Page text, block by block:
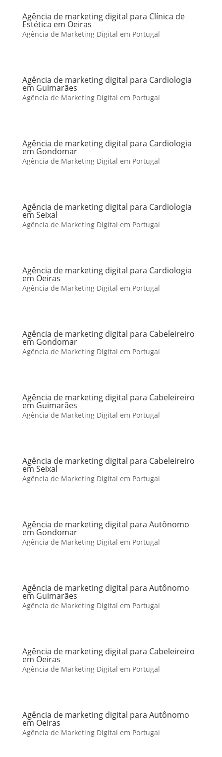
Agência de marketing digital para Clínica de
Estética em Oeiras
Agência de Marketing Digital em Portugal
Agência de marketing digital para Cardiologia
em Guimarães
Agência de Marketing Digital em Portugal
Agência de marketing digital para Cardiologia
em Gondomar
Agência de Marketing Digital em Portugal
Agência de marketing digital para Cardiologia
em Seixal
Agência de Marketing Digital em Portugal
Agência de marketing digital para Cardiologia
em Oeiras
Agência de Marketing Digital em Portugal
Agência de marketing digital para Cabeleireiro
em Gondomar
Agência de Marketing Digital em Portugal
Agência de marketing digital para Cabeleireiro
em Guimarães
Agência de Marketing Digital em Portugal
Agência de marketing digital para Cabeleireiro
em Seixal
Agência de Marketing Digital em Portugal
Agência de marketing digital para Autônomo
em Gondomar
Agência de Marketing Digital em Portugal
Agência de marketing digital para Autônomo
em Guimarães
Agência de Marketing Digital em Portugal
Agência de marketing digital para Cabeleireiro
em Oeiras
Agência de Marketing Digital em Portugal
Agência de marketing digital para Autônomo
em Oeiras
Agência de Marketing Digital em Portugal